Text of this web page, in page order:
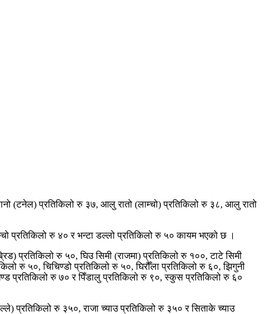
(टनेल) प्रतिकिलो रु ३७, आलु रातो (लाम्चो) प्रतिकिलो रु ३८, आलु रातो
प्रतिकिलो रु ४० र भन्टा डल्लो प्रतिकिलो रु ५० कायम भएको छ ।
प्रतिकिलो रु ५०, घिउ सिमी (राजमा) प्रतिकिलो रु १००, टाटे सिमी
रु ५०, चिचिण्डो प्रतिकिलो रु ५०, घिरौँला प्रतिकिलो रु ६०, झिगुनी
प्रतिकिलो रु ७० र पिँडालु प्रतिकिलो रु ९०, स्कुस प्रतिकिलो रु ६०
प्रतिकिलो रु ३५०, राजा च्याउ प्रतिकिलो रु ३५० र सिताके च्याउ